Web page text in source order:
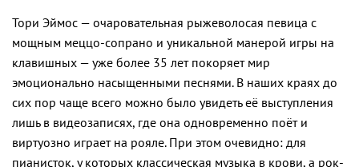
Тори Эймос — очаровательная рыжеволосая певица с
мощным меццо-сопрано и уникальной манерой игры на
клавишных — уже более 35 лет покоряет мир
эмоционально насыщенными песнями. В наших краях до
сих пор чаще всего можно было увидеть её выступления
лишь в видеозаписях, где она одновременно поёт и
виртуозно играет на рояле. При этом очевидно: для
пианисток, у которых классическая музыка в крови, а рок-